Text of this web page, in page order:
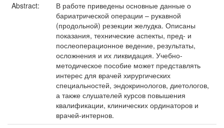
Abstract:
В работе приведены основные данные о
бариатрической операции – рукавной
(продольной) резекции желудка. Описаны
показания, технические аспекты, пред- и
послеоперационное ведение, результаты,
осложнения и их ликвидация. Учебно-
методическое пособие может представлять
интерес для врачей хирургических
специальностей, эндокринологов, диетологов,
а также слушателей курсов повышения
квалификации, клинических ординаторов и
врачей-интернов.